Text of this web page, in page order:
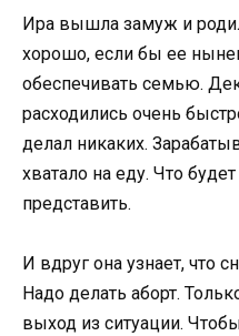
Ира вышла замуж и
хорошо, если бы ее
обеспечивать семью.
расходились очень
делал никаких.
хватало на еду. Что
представить.
И вдруг она узнает, что
Надо делать аборт.
выход из ситуации.